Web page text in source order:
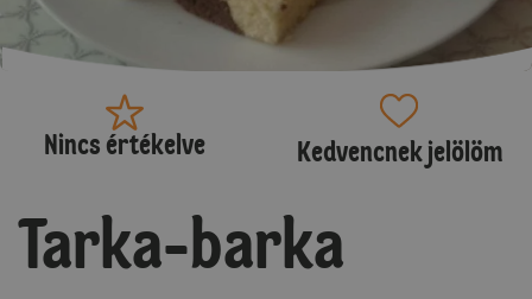
Nincs értékelve Kedvencnek jelölöm
Tarka-barka